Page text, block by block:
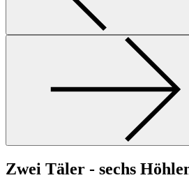
Zwei Täler - sechs